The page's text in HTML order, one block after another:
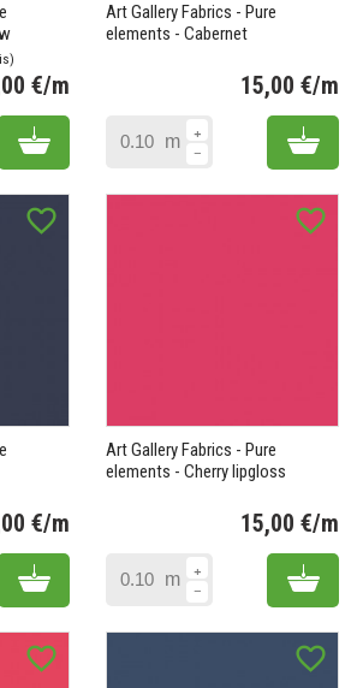
€/m
Add to cart
Art Gallery Fabrics - Pure
elements - Cabernet
15,00 €/m
m Add
favorite_border
€/m
Add to cart
favorite_border
Art Gallery Fabrics - Pure
elements - Cherry lipgloss
15,00 €/m
m Add
favorite_border favorite_border